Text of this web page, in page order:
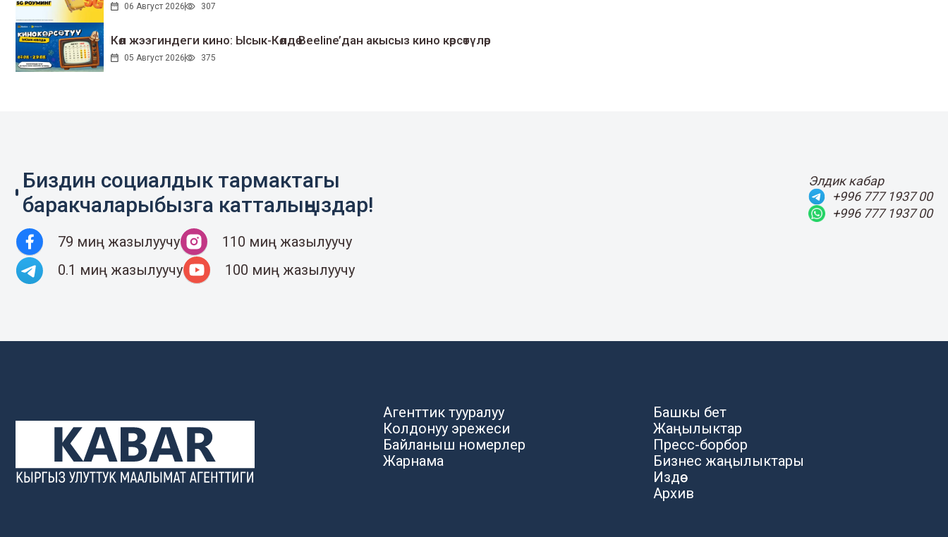
06 Август 2026 307
Көл жээгиндеги кино: Ысык-Көлдө Beeline’дан акысыз кино көрсөтүлөр
05 Август 2026 375
Биздин социалдык тармактагы
баракчаларыбызга катталыңыздар!
79 миң жазылуучу
110 миң жазылуучу
0.1 миң жазылуучу
100 миң жазылуучу
Элдик кабар
+996 777 1937 00
+996 777 1937 00
Агенттик тууралуу
Колдонуу эрежеси
Байланыш номерлер
Жарнама
Башкы бет
Жаңылыктар
Пресс-борбор
Бизнес жаңылыктары
Издөө
Архив